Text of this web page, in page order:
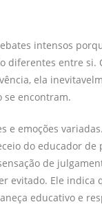
intensos
diferentes entre si.
ela
se encontram.
e emoções
do educador de
de
evitado. Ele indica
educativo e